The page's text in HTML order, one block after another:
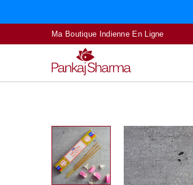
Ma Boutique Indienne En Ligne